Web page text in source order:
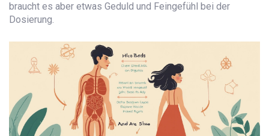
braucht es aber etwas Geduld und Feingefühl bei der
Dosierung.